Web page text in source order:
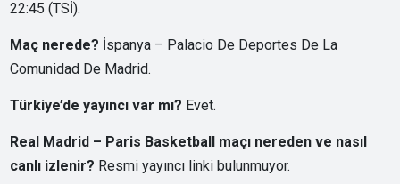
22:45 (TSİ).
Maç nerede? İspanya – Palacio De Deportes De La
Comunidad De Madrid.
Türkiye’de yayıncı var mı? Evet.
Real Madrid – Paris Basketball maçı nereden ve nasıl
canlı izlenir? Resmi yayıncı linki bulunmuyor.